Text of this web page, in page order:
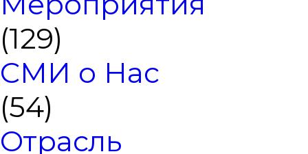
(129)
СМИ о Нас
(54)
Отрасль